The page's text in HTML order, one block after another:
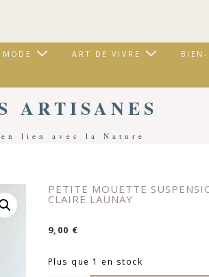
MODE ART DE VIVRE BIEN-
ARTISANES
lien avec la Nature
PETITE MOUETTE
CLAIRE LAUNAY
9,00 €
Plus que 1 en stock